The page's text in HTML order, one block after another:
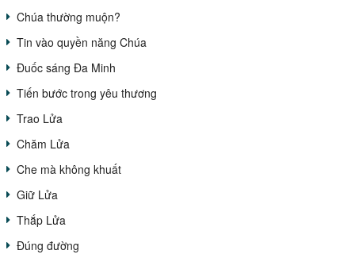
Chúa thường muộn?
Tin vào quyền năng Chúa
Đuốc sáng Đa Minh
Tiến bước trong yêu thương
Trao Lửa
Chăm Lửa
Che mà không khuất
Giữ Lửa
Thắp Lửa
Đúng đường